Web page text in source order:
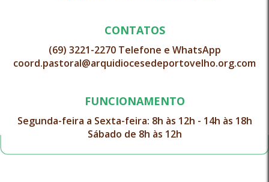
CONTATOS
(69) 3221-2270 Telefone e WhatsApp
coord.pastoral@arquidiocesedeportovelho.org.com
FUNCIONAMENTO
Segunda-feira a Sexta-feira: 8h às 12h - 14h às 18h
Sábado de 8h às 12h